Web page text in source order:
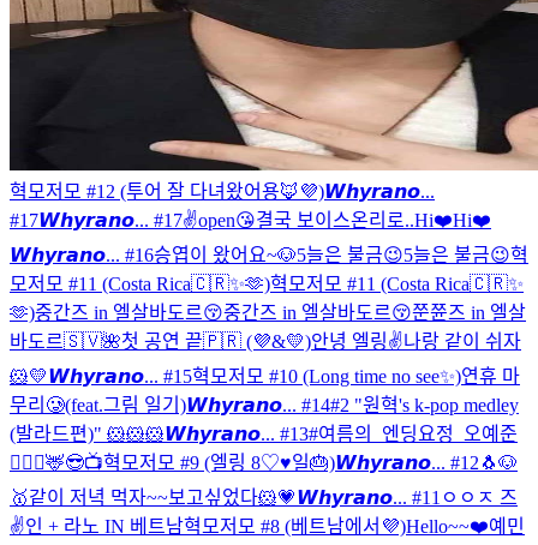
혁모저모 #12 (투어 잘 다녀왔어용🦊💜)𝙒𝙝𝙮𝙧𝙖𝙣𝙤...
#17𝙒𝙝𝙮𝙧𝙖𝙣𝙤... #17✌️open😘결국 보이스온리로..Hi❤️Hi❤️
𝙒𝙝𝙮𝙧𝙖𝙣𝙤... #16승엽이 왔어요~🐶5늘은 불금😉5늘은 불금😉혁
모저모 #11 (Costa Rica🇨🇷✨🫶)혁모저모 #11 (Costa Rica🇨🇷✨
🫶)중간즈 in 엘살바도르😚중간즈 in 엘살바도르😚쭌쮼즈 in 엘살
바도르🇸🇻🌺첫 공연 끝🇵🇷 (💜&💛)안녕 엘링✌️나랑 같이 쉬자
🐹💛𝙒𝙝𝙮𝙧𝙖𝙣𝙤... #15혁모저모 #10 (Long time no see✨)연휴 마
무리🥲(feat.그림 일기)𝙒𝙝𝙮𝙧𝙖𝙣𝙤... #14#2 "원혁's k-pop medley
(발라드편)" 🐹🐹🐹𝙒𝙝𝙮𝙧𝙖𝙣𝙤... #13#여름의_엔딩요정_오예준
🧚🏻‍♂️🦌😎📺혁모저모 #9 (엘링 8♡♥일🎂)𝙒𝙝𝙮𝙧𝙖𝙣𝙤... #12 🐧🐶
🥇같이 저녁 먹자~~보고싶었다🐹💗𝙒𝙝𝙮𝙧𝙖𝙣𝙤... #11 ㅇㅇㅈ 즈
✌️인 + 라노 IN 베트남혁모저모 #8 (베트남에서💜)Hello~~❤️예민